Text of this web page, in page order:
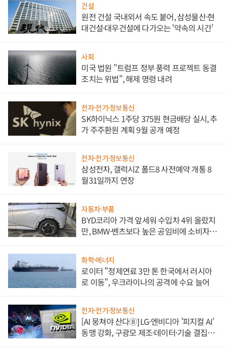
건설
원전 건설 국내외서 속도 붙어, 삼성물산·현
대건설·대우건설에 다가오는 '약속의 시간'
사회
미국 법원 "트럼프 정부 풍력 프로젝트 동결
조치는 위법", 해제 명령 내려
전자·전기·정보통신
SK하이닉스 1주당 375원 현금배당 실시, 추
가 주주환원 계획 9월 공개 예정
전자·전기·정보통신
삼성전자, 갤럭시Z 폴드8 사전예약 개통 8
월31일까지 연장
자동차·부품
BYD코리아 가격 앞세워 수입차 4위 올랐지
만, BMW·벤츠보다 높은 공임비에 소비자
화학·에너지
로이터 "정제연료 3만 톤 한국에서 러시아
로 이동", 우크라이나의 공격에 수요 늘어
전자·전기·정보통신
[AI 뭉쳐야 산다⑧] LG·엔비디아 '피지컬 AI'
동맹 강화, 구광모 제조·데이터·기술 결집